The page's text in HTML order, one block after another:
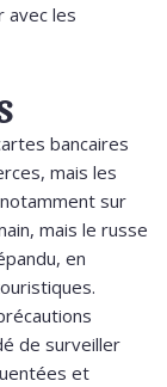
avec les
bancaires
mais les
sur
mais le russe
en
de surveiller
et